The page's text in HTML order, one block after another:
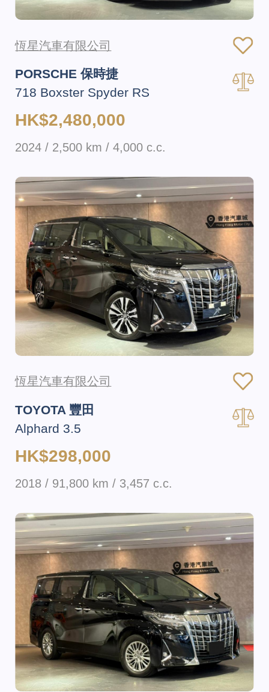
恆星汽車有限公司
PORSCHE 保時捷
718 Boxster Spyder RS
HK$2,480,000
2024 / 2,500 km / 4,000 c.c.
恆星汽車有限公司
TOYOTA 豐田
Alphard 3.5
HK$298,000
2018 / 91,800 km / 3,457 c.c.